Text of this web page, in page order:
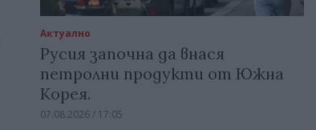
Актуално
Русия започна да внася
петролни продукти от Южна
Корея.
07.08.2026 / 17:05